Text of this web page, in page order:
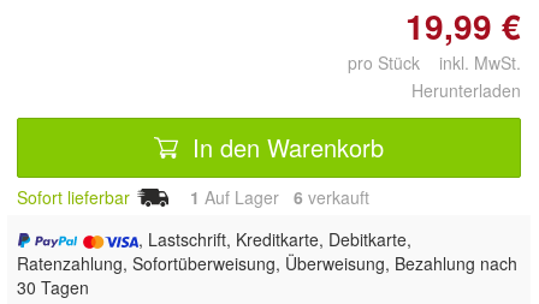
19,99 €
pro Stück inkl. MwSt.
Herunterladen
In den Warenkorb
Sofort lieferbar 1 Auf Lager 6 verkauft
, Lastschrift, Kreditkarte, Debitkarte,
Ratenzahlung, Sofortüberweisung, Überweisung, Bezahlung nach
30 Tagen